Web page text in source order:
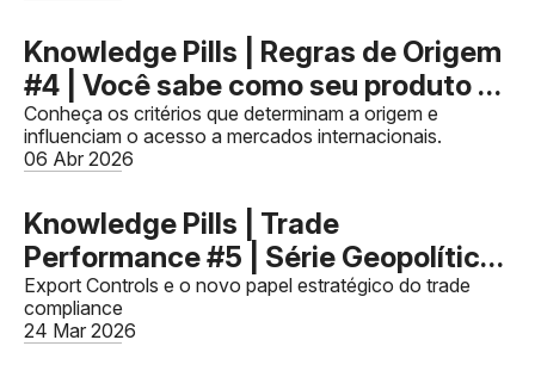
tributário.
Knowledge Pills | Regras de Origem
#4 | Você sabe como seu produto se
torna originário?
Conheça os critérios que determinam a origem e
influenciam o acesso a mercados internacionais.
06 Abr 2026
Knowledge Pills | Trade
Performance #5 | Série Geopolítica
e o Novo Comércio Global - Artigo
03
Export Controls e o novo papel estratégico do trade
compliance
24 Mar 2026